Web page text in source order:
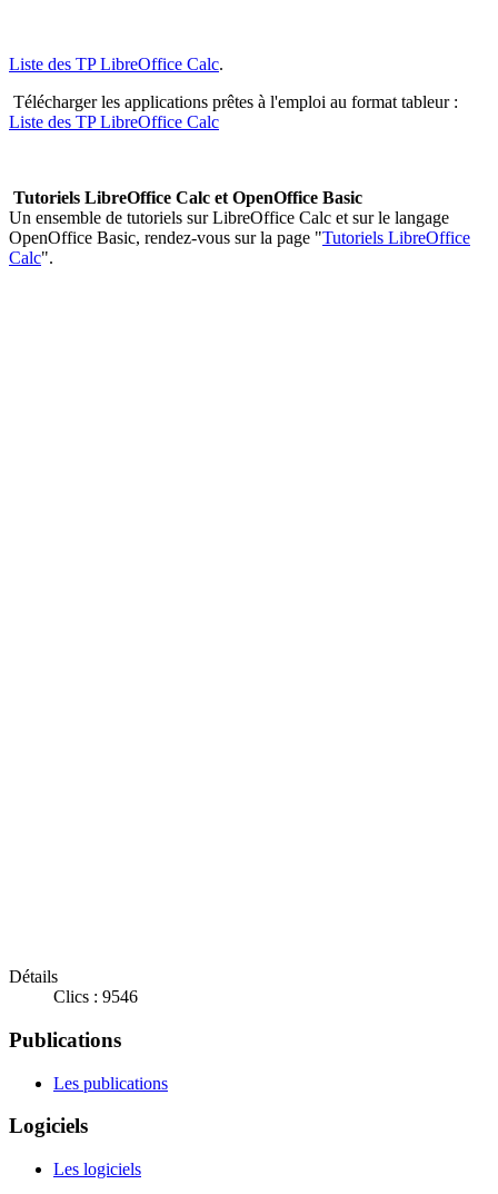
Liste des TP LibreOffice Calc.
Télécharger les applications prêtes à l'emploi au format tableur :
Liste des TP LibreOffice Calc
Tutoriels LibreOffice Calc et OpenOffice Basic
Un ensemble de tutoriels sur LibreOffice Calc et sur le langage
OpenOffice Basic, rendez-vous sur la page "Tutoriels LibreOffice
Calc".
Détails
Clics : 9546
Publications
Les publications
Logiciels
Les logiciels